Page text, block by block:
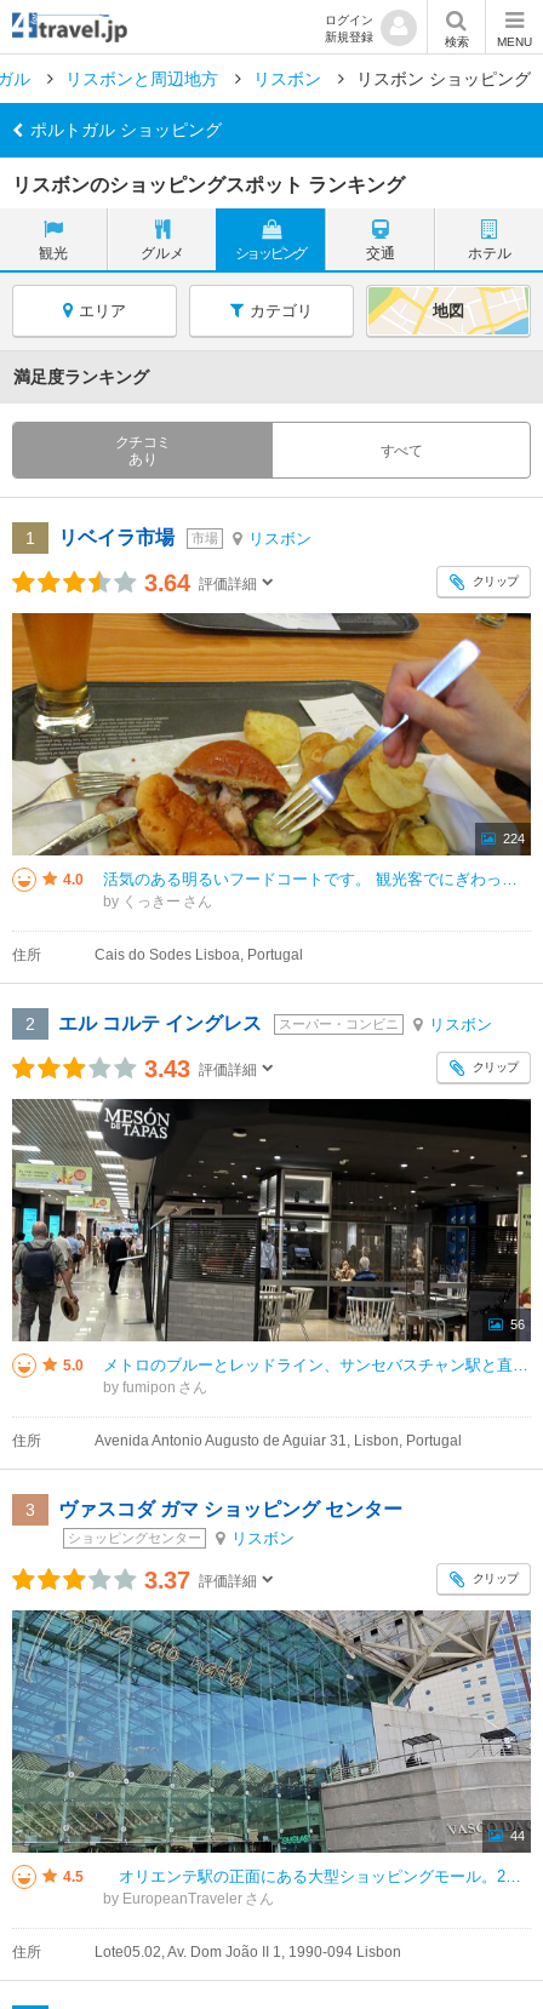
ログイン
新規登録
検索 MENU
ル リスボンと周辺地方 リスボン リスボン ショッピング
ポルトガル ショッピング
リスボンのショッピングスポット ランキング
観光 グルメ ショッピング 交通 ホテル
エリア カテゴリ 地図
満足度ランキング
クチコミ
あり
すべて
1 リベイラ市場 市場 リスボン
3.64 評価詳細 クリップ
224
4.0 活気のある明るいフードコートです。 観光客でにぎわっていて混雑していたので、先に席を確保しました。 食べ終わった方が席を空けてくれました。 お食事はポークサンドのピファナを食べました。 ボリュームがあったので二人で
by くっきー
住所 Cais do Sodes Lisboa, Portugal
2 エル コルテ イングレス スーパー・コンビニ リスボン
3.43 評価詳細 クリップ
56
5.0 メトロのブルーとレッドライン、サンセバスチャン駅と直結。スペイン資本の大きなデパートです。特に地下街がすごい。大きなスーパーマーケット、デリやスイーツのお店、パルやサラダ専門店、ステーキ、おすし 何でもあります。テイクアウ
by fumipon
住所 Avenida Antonio Augusto de Aguiar 31, Lisbon, Portugal
3 ヴァスコダ ガマ ショッピング センター
ショッピングセンター リスボン
3.37 評価詳細 クリップ
44
4.5 オリエンテ駅の正面にある大型ショッピングモール。2階にフードコートがありテナントの数も多く使いやすい。 地下には 大型スーパーがあり何でも揃っており、レジが６０台並んでいるのは他では記憶がない。ベルリンのショッピング
by EuropeanTraveler
住所 Lote05.02, Av. Dom João II 1, 1990-094 Lisbon